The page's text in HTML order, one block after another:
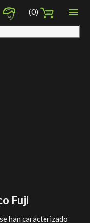

(0)
Fuji
se han caracterizado